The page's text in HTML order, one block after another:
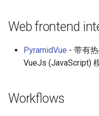
Web frontend
PyramidVue - 带有
VueJs (JavaScript)
Workflows